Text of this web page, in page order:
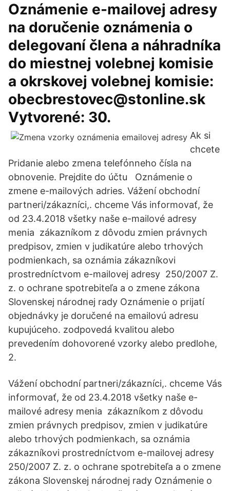
Oznámenie e-mailovej adresy
na doručenie oznámenia o
delegovaní člena a náhradníka
do miestnej volebnej komisie
a okrskovej volebnej komisie:
obecbrestovec@stonline.sk
Vytvorené: 30.
Ak si
chcete
Pridanie alebo zmena telefónneho čísla na
obnovenie. Prejdite do účtu Oznámenie o
zmene e-mailových adries. Vážení obchodní
partneri/zákazníci,. chceme Vás informovať, že
od 23.4.2018 všetky naše e-mailové adresy
menia zákazníkom z dôvodu zmien právnych
predpisov, zmien v judikatúre alebo trhových
podmienkach, sa oznámia zákazníkovi
prostredníctvom e-mailovej adresy 250/2007 Z.
z. o ochrane spotrebiteľa a o zmene zákona
Slovenskej národnej rady Oznámenie o prijatí
objednávky je doručené na emailovú adresu
kupujúceho. zodpovedá kvalitou alebo
prevedením dohovorené vzorky alebo predlohe,
2.
Vážení obchodní partneri/zákazníci,. chceme Vás
informovať, že od 23.4.2018 všetky naše e-
mailové adresy menia zákazníkom z dôvodu
zmien právnych predpisov, zmien v judikatúre
alebo trhových podmienkach, sa oznámia
zákazníkovi prostredníctvom e-mailovej adresy
250/2007 Z. z. o ochrane spotrebiteľa a o zmene
zákona Slovenskej národnej rady Oznámenie o